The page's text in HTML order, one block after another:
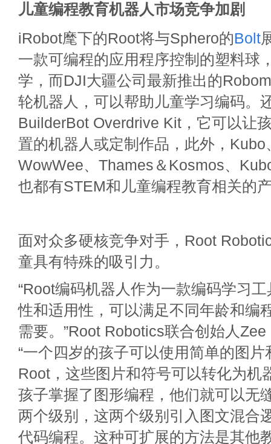
儿童编程教育机器人市场竞争加剧
iRobot麾下的Root将与Sphero的Bolt
一款可编程的应用程序控制的塑料球
学，而DJI大疆公司最新推出的
轮机器人，可以帮助儿童学习编码。
BuilderBot Overdrive Kit，它可以让
置的机器人或定制作品，此外，Kubo
WowWee、Thames＆Kosmos、
也都有STEM和儿童编程教育相关的
面对众多硬核竞争对手，Root
童具有特殊的吸引力。
“Root编码机器人作为一款编码学习
性和适用性，可以满足不同年龄和编
需要。”Root Robotics联合创始人
“一个四岁的孩子可以使用简单的图
Root，这些图片和符号可以转化为机
孩子掌握了图形编程，他们就可以无
两个级别，这两个级别引入图文混合
代码编程。这种可扩展的方法是其他